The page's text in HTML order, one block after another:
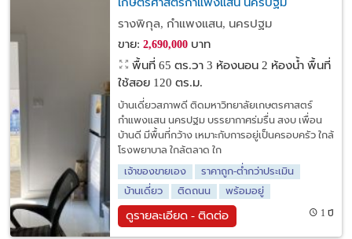
รางพิกุล, กำแพงแสน, นครปฐม
ขาย: 2,690,000บาท
พื้นที่ 65 ตร.วา 3 ห้องนอน 2 ห้องน้ำ พื้นที่
ใช้สอย 120 ตร.ม.
บ้านเดี่ยวสภาพดี ติดมหาวิทยาลัยเกษตรศาสตร์
กำแพงแสน นครปฐม บรรยากาศร่มรื่น สงบ เพื่อน
บ้านดี มีพื้นที่กว้าง เหมาะกับการอยู่เป็นครอบครัว ใกล้
โรงพยาบาล ใกล้ตลาด ใก
เจ้าของขายเอง
ราคาถูก-ต่ำกว่าประเมิน
บ้านเดี่ยว
ติดถนน พร้อมอยู่
ดูรายละเอียด - ติดต่อ 1 ปี